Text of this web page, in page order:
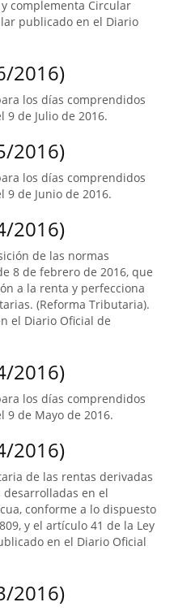
complementa Circular
publicado en el Diario
2016)
los días comprendidos
9 de Julio de 2016.
2016)
los días comprendidos
9 de Junio de 2016.
2016)
de las normas
8 de febrero de 2016, que
a la renta y perfecciona
(Reforma Tributaria).
el Diario Oficial de
2016)
los días comprendidos
9 de Mayo de 2016.
2016)
de las rentas derivadas
en el
conforme a lo dispuesto
y el artículo 41 de la Ley
en el Diario Oficial
2016)